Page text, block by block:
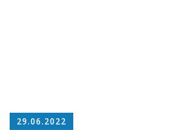
29.06.2022